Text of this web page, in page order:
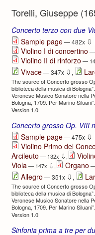
Torelli, Giuseppe
Concerto terzo con due
Sample page— 482x ⇩
Violino I di concertino —
Violino II di rinforzo —
Vivace— 347x ⇩ ,
The source of Concerto grosso
biblioteca della musica di
Veronese Musico Sonatore nella
Bologna, 1709. Per Marino Siluani”.
Version 1.0
Concerto grosso Op. VIII
Sample page— 475x ⇩
Violino Primo del
Arcileuto — 132x ⇩,
Viola — 147x ⇩, Organo
Allegro — 351x ⇩ ,
The source of Concerto grosso
biblioteca della musica di
Veronese Musico Sonatore nella
Bologna, 1709. Per Marino Siluani”.
Version 1.0
Sinfonia prima a tre per